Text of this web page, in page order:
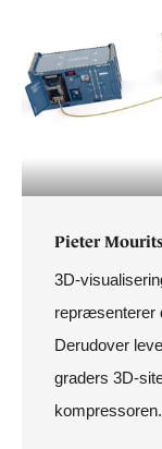
Pieter
3D-
repræsenterer
Derudover
graders 3D-
kompressoren.